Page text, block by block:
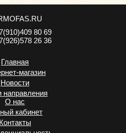
80 69
26 36
Главная
магазин
Новости
О нас
кабинет
Контакты